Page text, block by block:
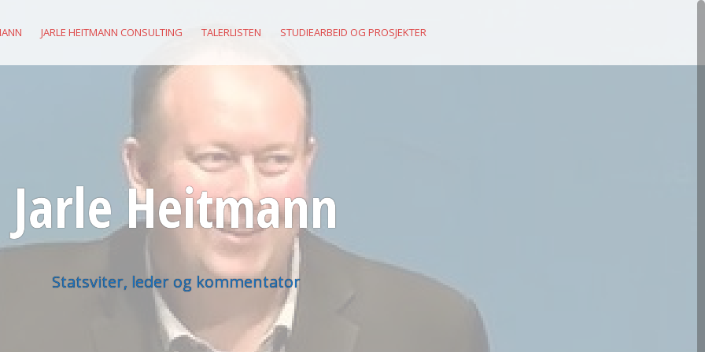
JARLE HEITMANN CONSULTING TALERLISTEN STUDIEARBEID OG PROSJEKTER
Jarle Heitmann
Statsviter, leder og kommentator